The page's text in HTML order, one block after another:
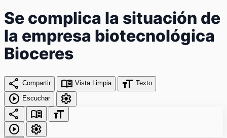
Se complica la situación de
la empresa biotecnológica
Bioceres
share Compartir menu_book Vista Limpia format_size Texto
play_circle Escuchar
settings
share
menu_book
format_size
play_circle
settings